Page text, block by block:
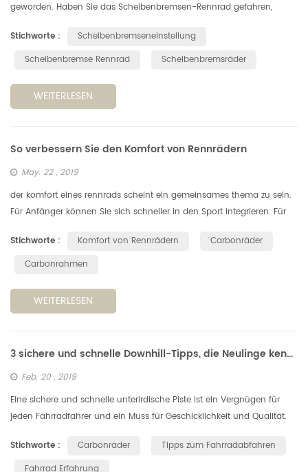
geworden. Haben Sie das Scheibenbremsen-Rennrad gefahren,
nicht nach jemande...
Stichworte :
Scheibenbremseneinstellung
Scheibenbremse Rennrad
Scheibenbremsräder
WEITERLESEN
So verbessern Sie den Komfort von Rennrädern
May. 22 , 2019
der komfort eines rennrads scheint ein gemeinsames thema zu sein.
Für Anfänger können Sie sich schneller in den Sport integrieren. Für
Stichworte :
Komfort von Rennrädern
Carbonräder
Carbonrahmen
WEITERLESEN
3 sichere und schnelle Downhill-Tipps, die Neulinge kennen müssen
Feb. 20 , 2019
Eine sichere und schnelle unterirdische Piste ist ein Vergnügen für
jeden Fahrradfahrer und ein Muss für Geschicklichkeit und Qualität.
Stichworte :
Carbonräder
Tipps zum Fahrradabfahren
Fahrrad Erfahrung